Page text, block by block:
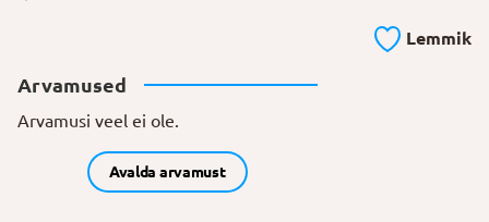
Lemmik
Arvamused
Arvamusi veel ei ole.
Avalda arvamust